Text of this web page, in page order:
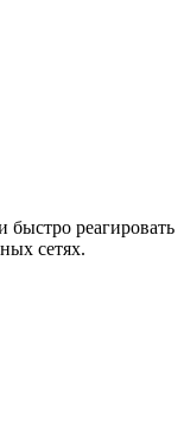
быстро реагировать
сетях.